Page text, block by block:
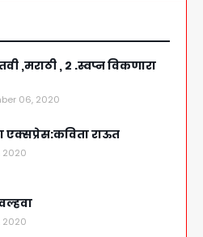
,मराठी , २ .स्वप्न विकणारा
06, 2020
एक्सप्रेस:कविता राऊत
2020
2020